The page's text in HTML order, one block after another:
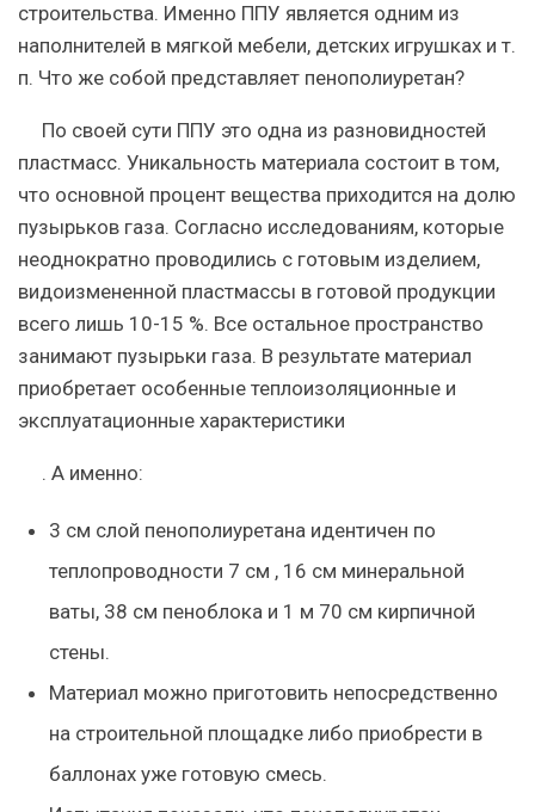
строительства. Именно ППУ является одним из
наполнителей в мягкой мебели, детских игрушках и т.
п. Что же собой представляет пенополиуретан?
По своей сути ППУ это одна из разновидностей
пластмасс. Уникальность материала состоит в том,
что основной процент вещества приходится на долю
пузырьков газа. Согласно исследованиям, которые
неоднократно проводились с готовым изделием,
видоизмененной пластмассы в готовой продукции
всего лишь 10-15 %. Все остальное пространство
занимают пузырьки газа. В результате материал
приобретает особенные теплоизоляционные и
эксплуатационные характеристики
. А именно:
3 см слой пенополиуретана идентичен по
теплопроводности 7 см , 16 см минеральной
ваты, 38 см пеноблока и 1 м 70 см кирпичной
стены.
Материал можно приготовить непосредственно
на строительной площадке либо приобрести в
баллонах уже готовую смесь.